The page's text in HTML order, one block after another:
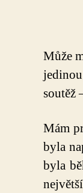
Může
soutěž
Mám
byla
byla